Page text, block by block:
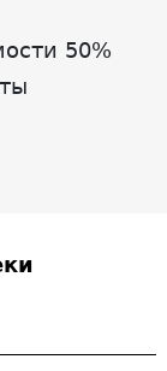
50%